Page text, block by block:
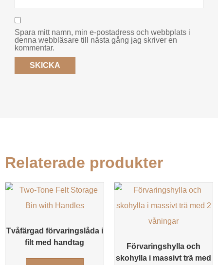
Spara mitt namn, min e-postadress och webbplats i
denna webbläsare till nästa gång jag skriver en
kommentar.
Relaterade produkter
Tvåfärgad förvaringslåda i
filt med handtag
Förvaringshylla och
skohylla i massivt trä med